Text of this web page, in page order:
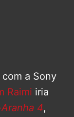
a Sony
Raimi iria
4,